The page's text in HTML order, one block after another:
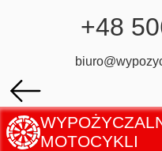
+48
MOTOCYKLI